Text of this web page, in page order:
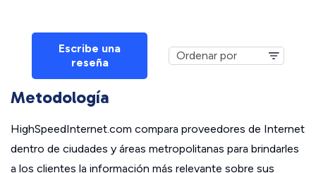
Escribe una
reseña
Metodología
HighSpeedInternet.com compara proveedores de Internet
dentro de ciudades y áreas metropolitanas para brindarles
a los clientes la información más relevante sobre sus